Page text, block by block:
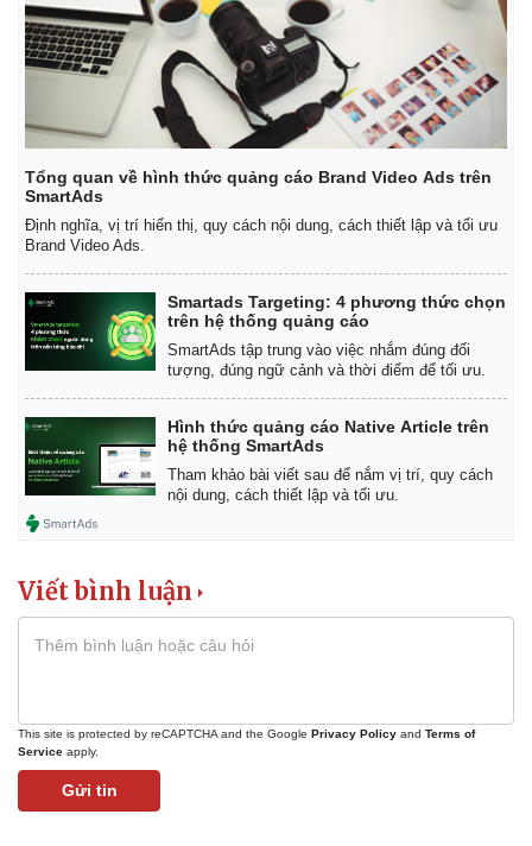
Pháp luật
Vụ án
Tin nóng
Quân sự - Quốc phòng
Tổng quan về hình thức quảng cáo Brand Video Ads trên
SmartAds
Định nghĩa, vị trí hiển thị, quy cách nội dung, cách thiết lập và tối ưu
Brand Video Ads.
Smartads Targeting: 4 phương thức chọn
trên hệ thống quảng cáo
SmartAds tập trung vào việc nhắm đúng đối
tượng, đúng ngữ cảnh và thời điểm để tối ưu.
Hình thức quảng cáo Native Article trên
hệ thống SmartAds
Tham khảo bài viết sau để nắm vị trí, quy cách
nội dung, cách thiết lập và tối ưu.
Viết bình luận
This site is protected by reCAPTCHA and the Google Privacy Policy and Terms of
Service apply.
Gửi tin